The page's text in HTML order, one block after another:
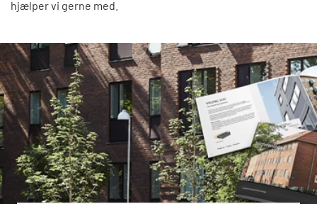
hjælper vi gerne med.